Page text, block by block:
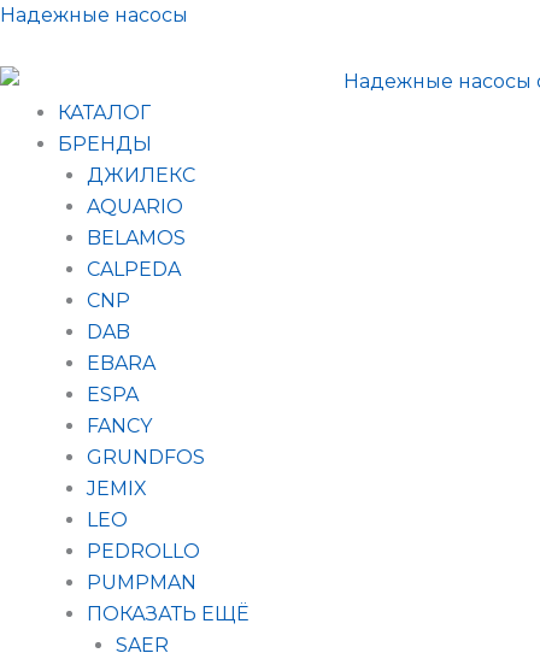
Перейти
содержимому
Надежные насосы
КАТАЛОГ
БРЕНДЫ
ДЖИЛЕКС
AQUARIO
BELAMOS
CALPEDA
CNP
DAB
EBARA
ESPA
FANCY
GRUNDFOS
JEMIX
LEO
PEDROLLO
PUMPMAN
ПОКАЗАТЬ ЕЩЁ
SAER
Поиск